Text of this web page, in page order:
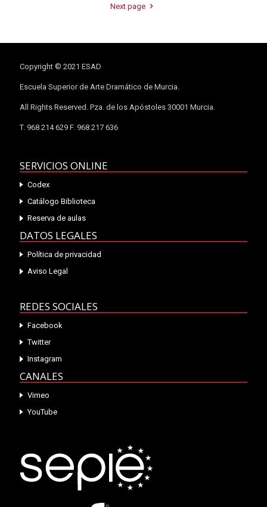
Next page
Copyright © 2021 ESAD
Escuela Superior de Arte Dramático de Murcia.
All Rights Reserved. Pza. de los Apóstoles 30001 Murcia.
T. 968 214 629 F. 968 217 636
SERVICIOS ONLINE
Codex
Catálogo Biblioteca
Reserva de aulas
DATOS LEGALES
Política de privacidad
Aviso Legal
REDES SOCIALES
Facebook
Twitter
Instagram
CANALES
Vimeo
YouTube